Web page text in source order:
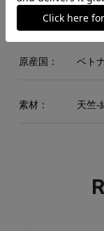
XL 78
原産国： ベト
素材： 天竺-